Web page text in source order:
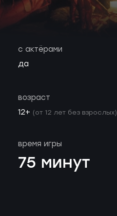
с актёрами
да
возраст
12+ (от 12 лет без взрослых)
время игры
75 минут